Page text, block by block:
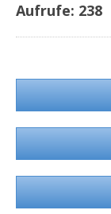
Aufrufe: 238